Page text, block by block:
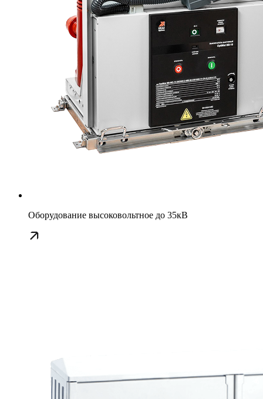
Оборудование высоковольтное до 35кВ